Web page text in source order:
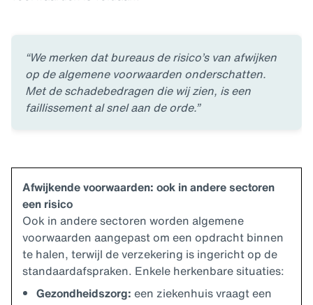
“We merken dat bureaus de risico’s van afwijken
op de algemene voorwaarden onderschatten.
Met de schadebedragen die wij zien, is een
faillissement al snel aan de orde.”
Afwijkende voorwaarden: ook in andere sectoren
een risico
Ook in andere sectoren worden algemene
voorwaarden aangepast om een opdracht binnen
te halen, terwijl de verzekering is ingericht op de
standaardafspraken. Enkele herkenbare situaties:
Gezondheidszorg: een ziekenhuis vraagt een